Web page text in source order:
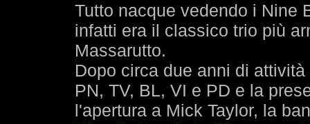
Tutto nacque vedendo i Nine
infatti era il classico trio più
Massarutto.
Dopo circa due anni di
PN, TV, BL, VI e PD e la
l'apertura a Mick Taylor, la